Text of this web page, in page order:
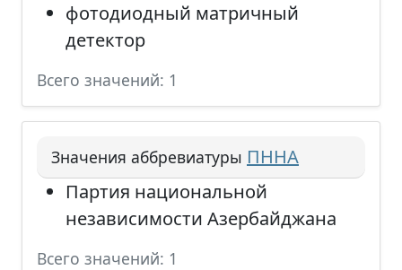
фотодиодный матричный
детектор
Всего значений: 1
Значения аббревиатуры ПННА
Партия национальной
независимости Азербайджана
Всего значений: 1